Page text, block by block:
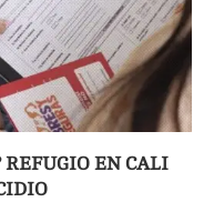
REFUGIO EN CALI